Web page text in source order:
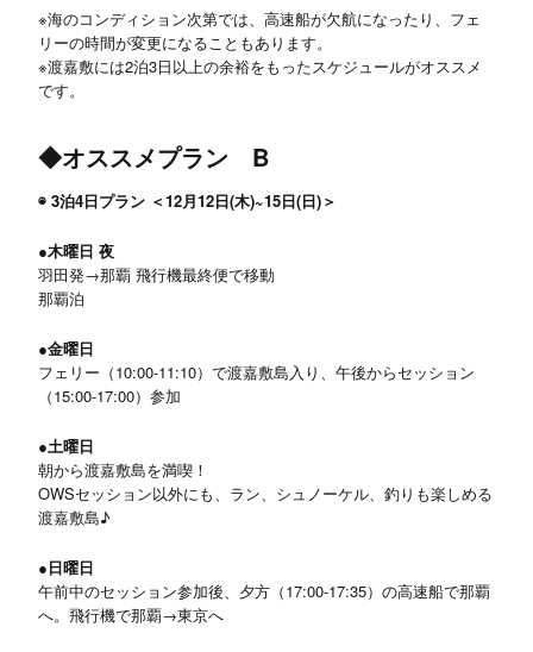
※海のコンディション次第では、高速船が欠航になったり、フェ
リーの時間が変更になることもあります。
※渡嘉敷には2泊3日以上の余裕をもったスケジュールがオススメ
です。
◆オススメプラン B
◉ 3泊4日プラン ＜12月12日(木)~15日(日)＞
●木曜日 夜
羽田発→那覇 飛行機最終便で移動
那覇泊
●金曜日
フェリー（10:00-11:10）で渡嘉敷島入り、午後からセッション
（15:00-17:00）参加
●土曜日
朝から渡嘉敷島を満喫！
OWSセッション以外にも、ラン、シュノーケル、釣りも楽しめる
渡嘉敷島♪
●日曜日
午前中のセッション参加後、夕方（17:00-17:35）の高速船で那覇
へ。飛行機で那覇→東京へ